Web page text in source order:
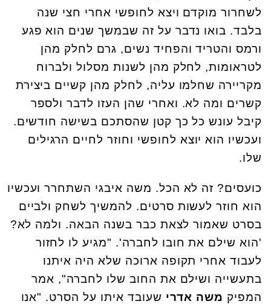
לשחרור מוקדם ויצא לחופשי אחרי חצי שנה
בלבד. בואו נדבר על זה שבמשך שנים הוא פגע
ורמס והטריד והפחיד נשים, גרם לחלק מהן
לטראומות, לחלק מהן לשנות מסלול ולברוח
מקריירה שחלמו עליה, לחלק מהן קשיים ביצירת
קשרים ומה לא. ואחרי שהן העזו לדבר ולספר
קיבל עונש כל כך קטן שהסתכם בשישה חודשים.
ועכשיו הוא יוצא לחופשי וחוזר לחיים הרגילים
שלו.
כועסים? זה לא הכל. משה איבגי השתחרר ועכשיו
הוא חוזר לעשות סרטים. להמשיך לשחק ולביים
בסרט שאמור לצאת כבר בשנה הבאה. ולמה לא?
'הוא שילם את חובו לחברה'. "מגיע לו לחזור
לעבוד אחרי תקופה ארוכה שלא היה איתנו
בתעשייה ושילם את החוב שלו לחברה", אמר
המפיק משה אדרי שעובד איתו על הסרט. "אנו